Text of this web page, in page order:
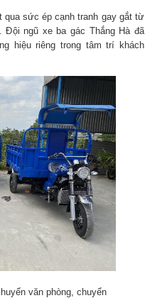
qua sức ép cạnh tranh gay gắt từ
Đội ngũ xe ba gác Thắng Hà đã
hiệu riêng trong tâm trí khách
văn phòng, chuyển